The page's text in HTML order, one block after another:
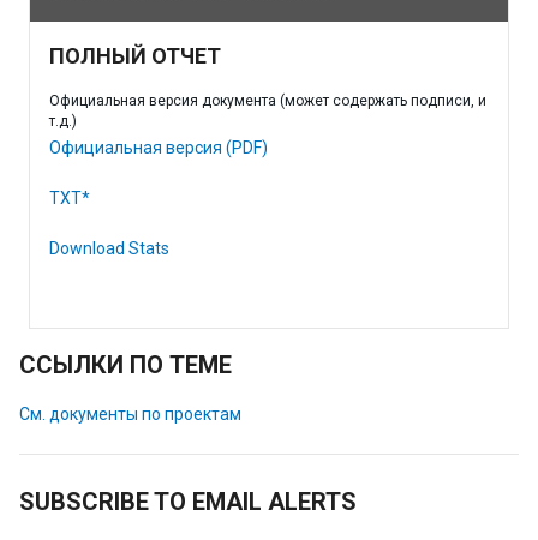
ПОЛНЫЙ ОТЧЕТ
Официальная версия документа (может содержать подписи, и
т.д.)
Официальная версия (PDF)
TXT*
Download Stats
ССЫЛКИ ПО ТЕМЕ
См. документы по проектам
SUBSCRIBE TO EMAIL ALERTS